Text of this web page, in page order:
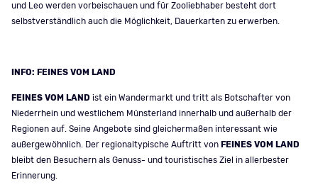
und Leo werden vorbeischauen und für Zooliebhaber besteht dort
selbstverständlich auch die Möglichkeit, Dauerkarten zu erwerben.
INFO: FEINES VOM LAND
FEINES VOM LAND ist ein Wandermarkt und tritt als Botschafter von
Niederrhein und westlichem Münsterland innerhalb und außerhalb der
Regionen auf. Seine Angebote sind gleichermaßen interessant wie
außergewöhnlich. Der regionaltypische Auftritt von FEINES VOM LAND
bleibt den Besuchern als Genuss- und touristisches Ziel in allerbester
Erinnerung.